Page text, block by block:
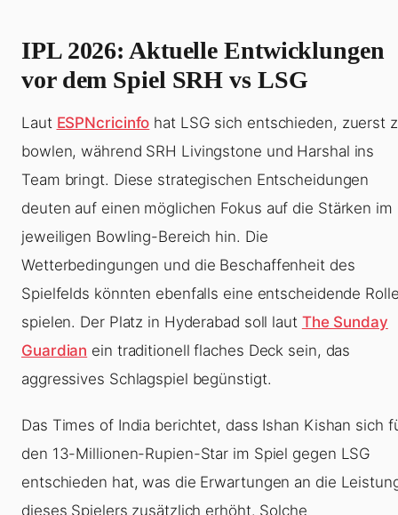
IPL 2026: Aktuelle Entwicklungen
vor dem Spiel SRH vs LSG
Laut ESPNcricinfo hat LSG sich entschieden, zuerst
bowlen, während SRH Livingstone und Harshal ins
Team bringt. Diese strategischen Entscheidungen
deuten auf einen möglichen Fokus auf die Stärken im
jeweiligen Bowling-Bereich hin. Die
Wetterbedingungen und die Beschaffenheit des
Spielfelds könnten ebenfalls eine entscheidende
spielen. Der Platz in Hyderabad soll laut The Sunday
Guardian ein traditionell flaches Deck sein, das
aggressives Schlagspiel begünstigt.
Das Times of India berichtet, dass Ishan Kishan sich
den 13-Millionen-Rupien-Star im Spiel gegen LSG
entschieden hat, was die Erwartungen an die
dieses Spielers zusätzlich erhöht. Solche